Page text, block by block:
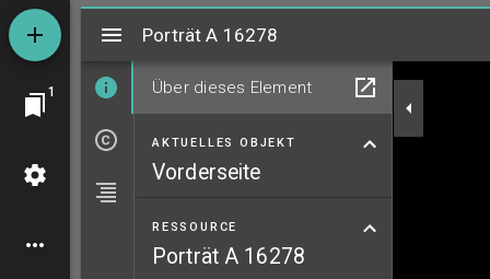
1
MiradorPorträt A 16278
Über dieses Element
AKTUELLES OBJEKT
Vorderseite
RESSOURCE
Porträt A 16278
Porträt A 16278